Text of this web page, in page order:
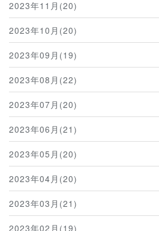
2023年11月(20)
2023年10月(20)
2023年09月(19)
2023年08月(22)
2023年07月(20)
2023年06月(21)
2023年05月(20)
2023年04月(20)
2023年03月(21)
2023年02月(19)